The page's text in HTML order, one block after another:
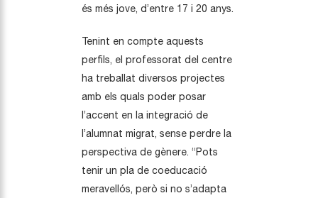
és més jove, d’entre 17 i 20 anys.
Tenint en compte aquests
perfils, el professorat del centre
ha treballat diversos projectes
amb els quals poder posar
l’accent en la integració de
l’alumnat migrat, sense perdre la
perspectiva de gènere. “Pots
tenir un pla de coeducació
meravellós, però si no s’adapta